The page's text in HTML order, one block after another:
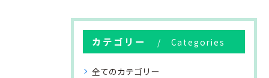
カテゴリー Categories
全てのカテゴリー